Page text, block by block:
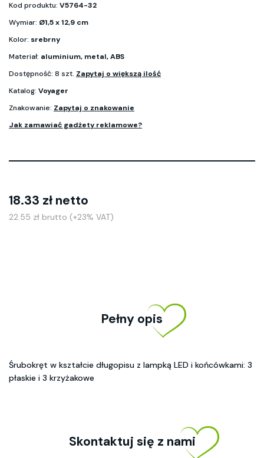
Kod produktu: V5764-32
Wymiar: Ø1,5 x 12,9 cm
Kolor: srebrny
Materiał: aluminium, metal, ABS
Dostępność: 8 szt. Zapytaj o większą ilość
Katalog: Voyager
Znakowanie: Zapytaj o znakowanie
Jak zamawiać gadżety reklamowe?
18.33 zł netto
22.55 zł brutto (+23% VAT)
Pełny opis
Śrubokręt w kształcie długopisu z lampką LED i końcówkami: 3
płaskie i 3 krzyżakowe
Skontaktuj się z nami